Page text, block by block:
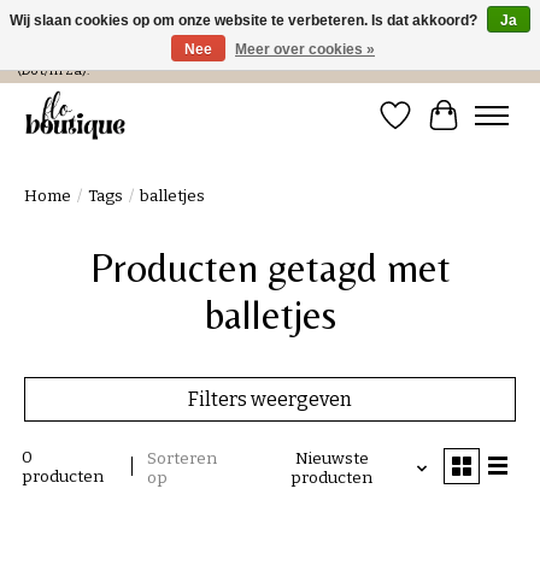
Verzending in NL € 4,99 en gratis bij een bestelling > € 100 of afhalen in de winkel
(Do t/m Za).
Verlanglijst
Home / Tags / balletjes
Producten getagd met
balletjes
Filters weergeven
0
producten
Sorteren
op
Nieuwste
producten
Wij slaan cookies op om onze website te verbeteren. Is dat akkoord?
Ja
Nee
Meer over cookies »